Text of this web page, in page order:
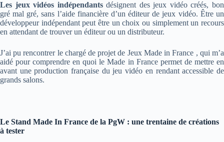
Les jeux vidéos indépendantsdésignent des jeux vidéo créés, bon
gré mal gré, sans l’aide financière d’un éditeur de jeux vidéo. Être un
développeur indépendant peut être un choix ou simplement un recours
en attendant de trouver un éditeur ou un distributeur.
J’ai pu rencontrer le chargé de projet de Jeux Made in France , qui m’a
aidé pour comprendre en quoi le Made in France permet de mettre en
avant une production française du jeu vidéo en rendant accessible de
grands salons.
Le Stand Made In France de la PgW : une trentaine de créations
à tester